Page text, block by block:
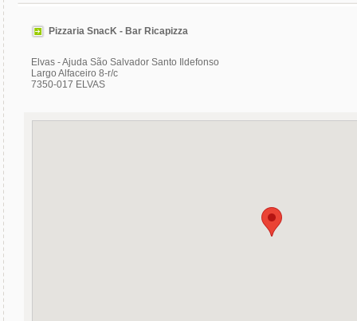
Pizzaria SnacK - Bar Ricapizza
Elvas - Ajuda São Salvador Santo Ildefonso
Largo Alfaceiro 8-r/c
7350-017 ELVAS